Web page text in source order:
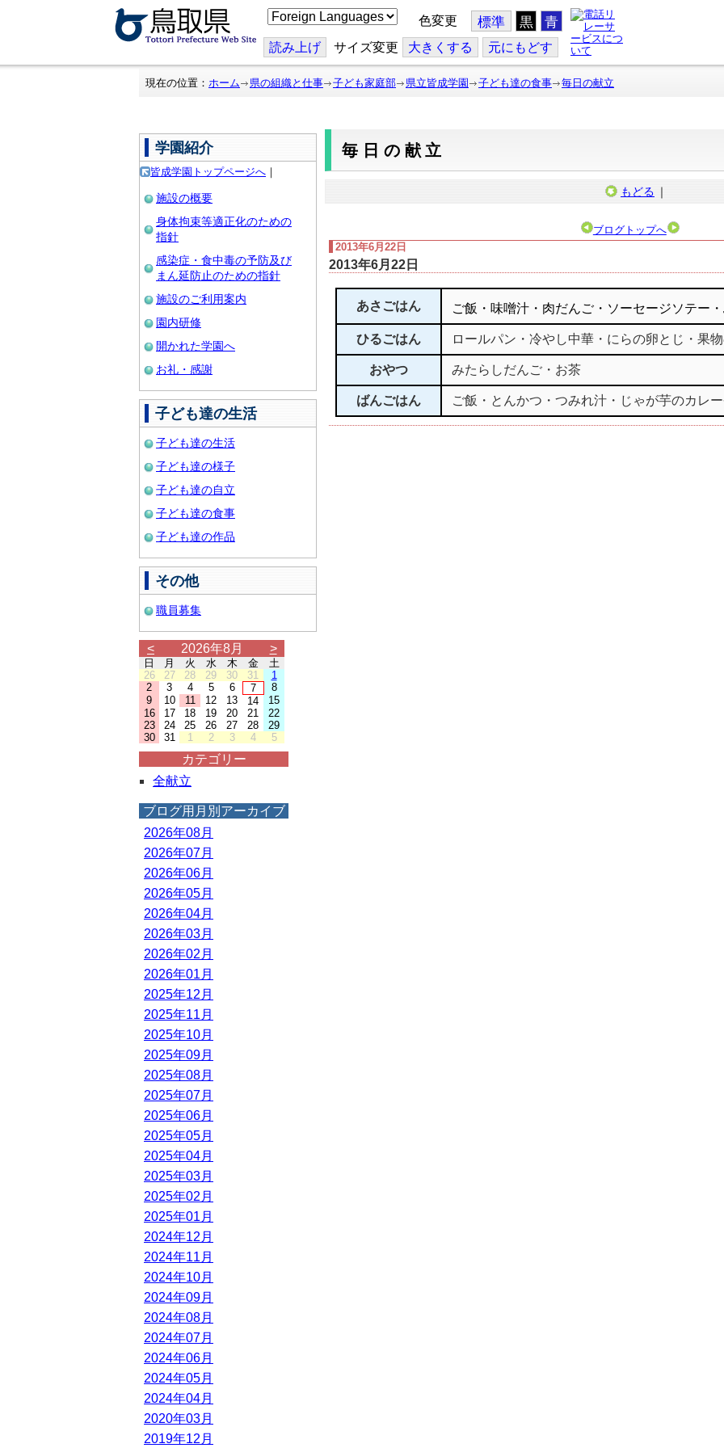
こ
の
ジ
を
翻
色変更 標準 黒 青
読み上げ サイズ変更 大きくする 元にもどす
現在の位置： ホーム 県の組織と仕事 子ども家庭部 県立皆成学園 子ども達の食事 毎日の献立
学園紹介
皆成学園トップページへ ｜
施設の概要
身体拘束等適正化のための
指針
感染症・食中毒の予防及び
まん延防止のための指針
施設のご利用案内
園内研修
開かれた学園へ
お礼・感謝
子ども達の生活
子ども達の生活
子ども達の様子
子ども達の自立
子ども達の食事
子ども達の作品
その他
職員募集
< 2026年8月 >
日 月 火 水 木 金
土
26
27 28 29 30 31
1
2
3 4 5 6 7
8
9
10 11 12 13 14
15
16
17 18 19 20 21
22
23
24 25 26 27 28
29
30
31 1 2 3 4 5
カテゴリー
全献立
ブログ用月別アーカイブ
2026年08月
2026年07月
2026年06月
2026年05月
2026年04月
2026年03月
2026年02月
2026年01月
2025年12月
2025年11月
2025年10月
2025年09月
2025年08月
2025年07月
2025年06月
2025年05月
2025年04月
2025年03月
2025年02月
2025年01月
2024年12月
2024年11月
2024年10月
2024年09月
2024年08月
2024年07月
2024年06月
2024年05月
2024年04月
2020年03月
2019年12月
毎日の献立
もどる ｜
ブログトップへ
2013年6月22日
2013年6月22日
あさごはん ご飯・味噌汁・肉だんご・ソーセージソテー
ひるごはん ロールパン・冷やし中華・にらの卵とじ・果
おやつ みたらしだんご・お茶
ばんごはん ご飯・とんかつ・つみれ汁・じゃが芋のカレ